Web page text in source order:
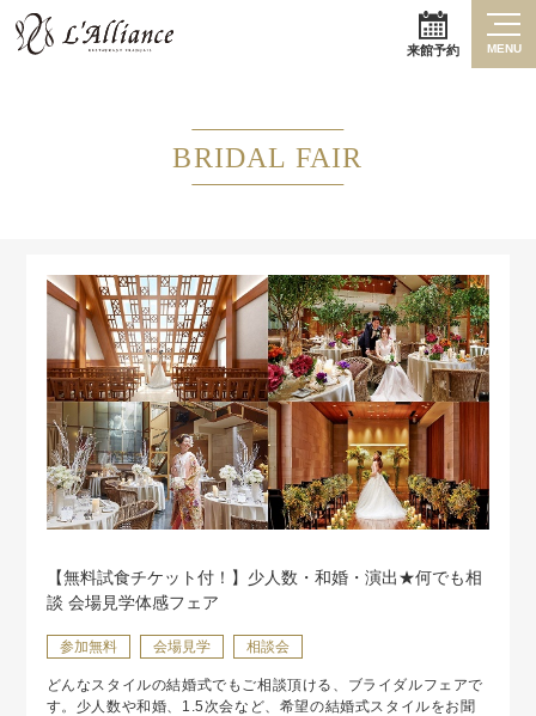
来館予約 MENU
BRIDAL FAIR
【無料試食チケット付！】少人数・和婚・演出★何でも相
談 会場見学体感フェア
参加無料 会場見学 相談会
どんなスタイルの結婚式でもご相談頂ける、ブライダルフェアで
す。少人数や和婚、1.5次会など、希望の結婚式スタイルをお聞